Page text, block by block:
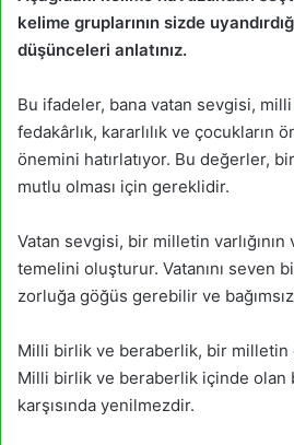
kelime gruplarının sizde
düşünceleri anlatınız.
Bu ifadeler, bana vatan sevgisi,
fedakârlık, kararlılık ve çocukların
önemini hatırlatıyor. Bu değerler,
mutlu olması için gereklidir.
Vatan sevgisi, bir milletin varlığının
temelini oluşturur. Vatanını seven
zorluğa göğüs gerebilir ve
Milli birlik ve beraberlik, bir milletin
Milli birlik ve beraberlik içinde olan
karşısında yenilmezdir.